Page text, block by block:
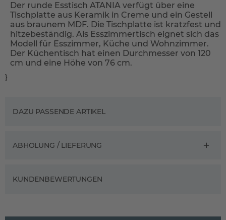
Der runde Esstisch ATANIA verfügt über eine
Tischplatte aus Keramik in Creme und ein Gestell
aus braunem MDF. Die Tischplatte ist kratzfest und
hitzebeständig. Als Esszimmertisch eignet sich das
Modell für Esszimmer, Küche und Wohnzimmer.
Der Küchentisch hat einen Durchmesser von 120
cm und eine Höhe von 76 cm.
}
DAZU PASSENDE ARTIKEL
ABHOLUNG / LIEFERUNG
KUNDENBEWERTUNGEN